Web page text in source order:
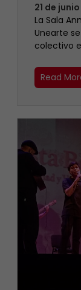
21 de
​La Sala
Unearte
colectivo
Read